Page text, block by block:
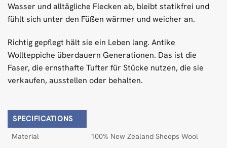
Wasser und alltägliche Flecken ab, bleibt statikfrei und
fühlt sich unter den Füßen wärmer und weicher an.
Richtig gepflegt hält sie ein Leben lang. Antike
Wollteppiche überdauern Generationen. Das ist die
Faser, die ernsthafte Tufter für Stücke nutzen, die sie
verkaufen, ausstellen oder behalten.
SPECIFICATIONS
Material
100% New Zealand Sheeps Wool